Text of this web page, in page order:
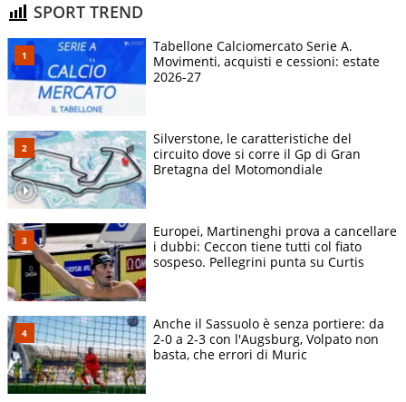
SPORT TREND
Tabellone Calciomercato Serie A.
Movimenti, acquisti e cessioni: estate
2026-27
Silverstone, le caratteristiche del
circuito dove si corre il Gp di Gran
Bretagna del Motomondiale
Europei, Martinenghi prova a cancellare
i dubbi: Ceccon tiene tutti col fiato
sospeso. Pellegrini punta su Curtis
Anche il Sassuolo è senza portiere: da
2-0 a 2-3 con l'Augsburg, Volpato non
basta, che errori di Muric